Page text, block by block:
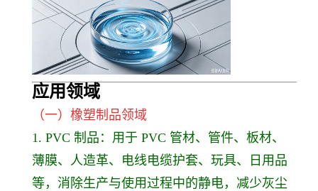
应用领域
（一）橡塑制品领域
1. PVC 制品：用于 PVC 管材、管件、板材、
薄膜、人造革、电线电缆护套、玩具、日用品
等，消除生产与使用过程中的静电，减少灰尘